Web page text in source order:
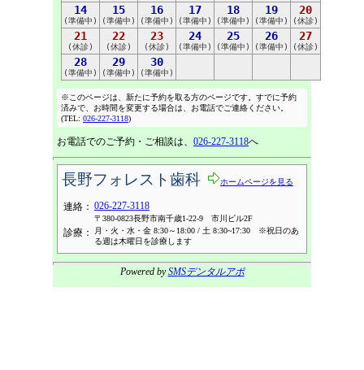
14
(準備中)
15
(準備中)
16
(準備中)
17
(準備中)
18
(準備中)
19
(準備中)
20
(休診)
21
(休診)
22
(休診)
23
(休診)
24
(準備中)
25
(準備中)
26
(準備中)
27
(休診)
28
(準備中)
29
(準備中)
30
(準備中)
※このページは、新たに予約を取る方のページです。すでに予約
済みで、お時間を変更する場合は、お電話でご連絡ください。
(TEL: 026-227-3118)
お電話でのご予約・ご相談は、 026-227-3118へ
長野フォレスト歯科 ホームページを見る
連絡： 026-227-3118
〒380-0823長野市南千歳1-22-9 市川ビル2F
診療：
月・火・水・金 8:30～18:00 / 土 8:30~17:30 ※祝日のあ
る週は木曜日を診療します
Powered bySMSデンタルアポ